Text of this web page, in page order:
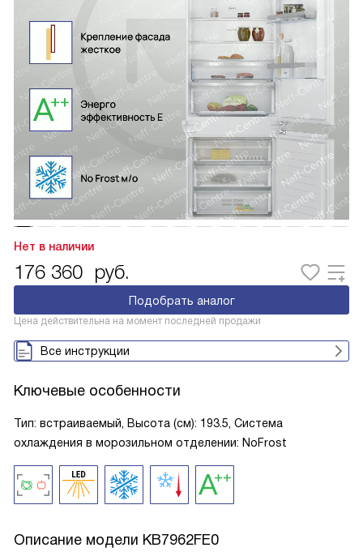
Нет в наличии
176 360 руб.
Подобрать аналог
Цена действительна на момент последней продажи
Все инструкции
Ключевые особенности
Тип: встраиваемый, Высота (см): 193.5, Система
охлаждения в морозильном отделении: NoFrost
Описание модели KB7962FE0